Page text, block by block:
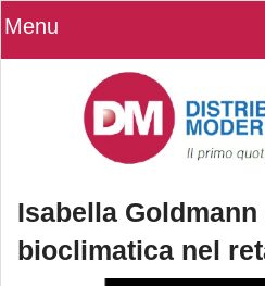
Menu
Isabella Goldmann
bioclimatica nel